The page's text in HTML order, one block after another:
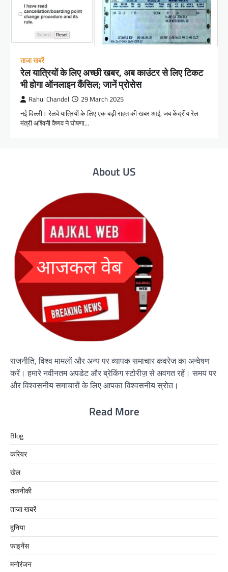
ताजा खबरें
रेल यात्रियों के लिए अच्छी खबर, अब काउंटर से लिए टिकट
भी होगा ऑनलाइन कैंसिल; जानें प्रोसेस
Rahul Chandel 29 March 2025
नई दिल्ली। रेलवे यात्रियों के लिए एक बड़ी राहत की खबर आई, जब केंद्रीय रेल
मंत्री अश्विनी वैष्णव ने घोषणा…
About US
राजनीति, विश्व मामलों और अन्य पर व्यापक समाचार कवरेज का अन्वेषण
करें। हमारे नवीनतम अपडेट और ब्रेकिंग स्टोरीज़ से अवगत रहें। समय पर
और विश्वसनीय समाचारों के लिए आपका विश्वसनीय स्रोत।
Read More
Blog
करियर
खेल
तकनीकी
ताजा खबरें
दुनिया
फाइनेंस
मनोरंजन